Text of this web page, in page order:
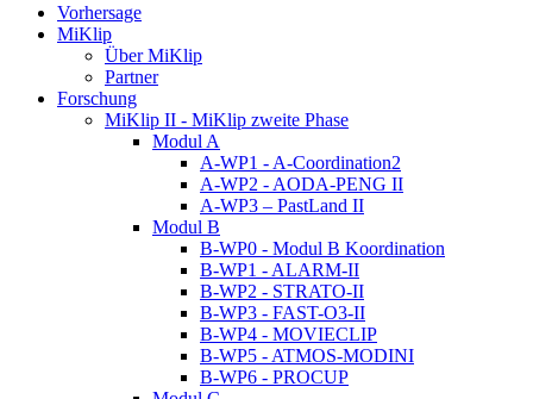
Vorhersage
MiKlip
Über MiKlip
Partner
Forschung
MiKlip II - MiKlip zweite Phase
Modul A
A-WP1 - A-Coordination2
A-WP2 - AODA-PENG II
A-WP3 – PastLand II
Modul B
B-WP0 - Modul B Koordination
B-WP1 - ALARM-II
B-WP2 - STRATO-II
B-WP3 - FAST-O3-II
B-WP4 - MOVIECLIP
B-WP5 - ATMOS-MODINI
B-WP6 - PROCUP